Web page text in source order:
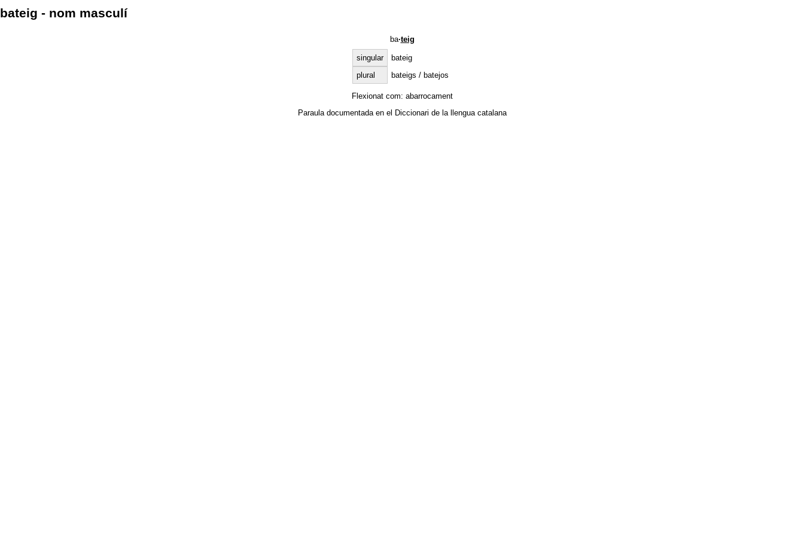
bateig - nom masculí
ba·teig
singular
bateig
plural
bateigs / batejos
Flexionat com: abarrocament
Paraula documentada en el Diccionari de la llengua catalana